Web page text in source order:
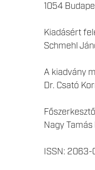
1054
Kiadásért
Schmehl
A kiadvány
Dr. Csató
Nagy
ISSN: